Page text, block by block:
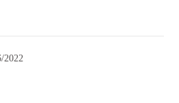
hàng Việt Nam xuất khẩu nhiều nhất tháng
2022